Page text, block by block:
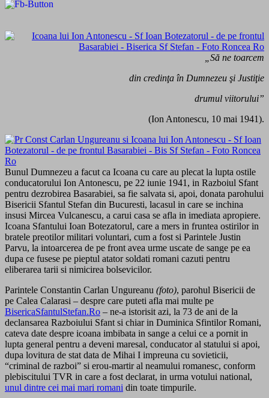
„Să ne toarcem
din credinţa în Dumnezeu şi Justiţie
drumul viitorului”
(Ion Antonescu, 10 mai 1941).
Bunul Dumnezeu a facut ca Icoana cu care au plecat la lupta ostile
conducatorului Ion Antonescu, pe 22 iunie 1941, in Razboiul Sfant
pentru dezrobirea Basarabiei, sa fie salvata si, apoi, donata parohului
Bisericii Sfantul Stefan din Bucuresti, lacasul in care se inchina
insusi Mircea Vulcanescu, a carui casa se afla in imediata apropiere.
Icoana Sfantului Ioan Botezatorul, care a mers in fruntea ostirilor in
bratele preotilor militari voluntari, cum a fost si Parintele Justin
Parvu, la intoarcerea de pe front avea urme uscate de sange pe ea
dupa ce fusese pe pieptul atator soldati romani cazuti pentru
eliberarea tarii si nimicirea bolsevicilor.
Parintele Constantin Carlan Ungureanu (foto), parohul Bisericii de
pe Calea Calarasi – despre care puteti afla mai multe pe
BisericaSfantulStefan.Ro – ne-a istorisit azi, la 73 de ani de la
declansarea Razboiului Sfant si chiar in Duminica Sfintilor Romani,
cateva date despre icoana imbibata in sange a celui ce a pornit in
lupta general pentru a deveni maresal, conducator al statului si apoi,
dupa lovitura de stat data de Mihai I impreuna cu sovieticii,
“criminal de razboi” si erou-martir al neamului romanesc, conform
plebiscitului TVR in care a fost declarat, in urma votului national,
unul dintre cei mai mari romani din toate timpurile.